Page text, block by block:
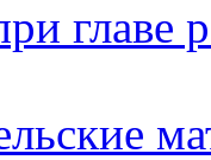
главе